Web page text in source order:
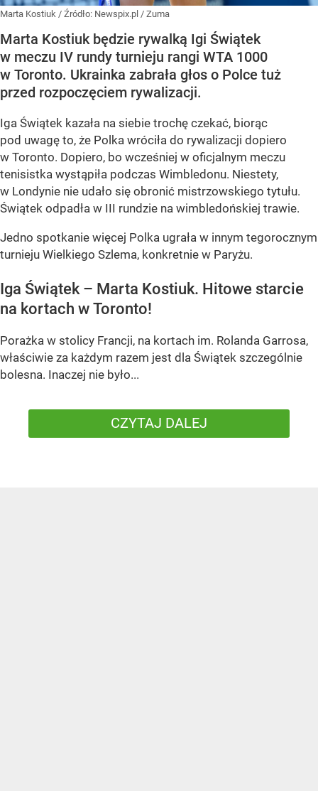
Marta Kostiuk / Źródło: Newspix.pl / Zuma
Marta Kostiuk będzie rywalką Igi Świątek
w meczu IV rundy turnieju rangi WTA 1000
w Toronto. Ukrainka zabrała głos o Polce tuż
przed rozpoczęciem rywalizacji.
Iga Świątek kazała na siebie trochę czekać, biorąc
pod uwagę to, że Polka wróciła do rywalizacji dopiero
w Toronto. Dopiero, bo wcześniej w oficjalnym meczu
tenisistka wystąpiła podczas Wimbledonu. Niestety,
w Londynie nie udało się obronić mistrzowskiego tytułu.
Świątek odpadła w III rundzie na wimbledońskiej trawie.
Jedno spotkanie więcej Polka ugrała w innym tegorocznym
turnieju Wielkiego Szlema, konkretnie w Paryżu.
Iga Świątek – Marta Kostiuk. Hitowe starcie
na kortach w Toronto!
Porażka w stolicy Francji, na kortach im. Rolanda Garrosa,
właściwie za każdym razem jest dla Świątek szczególnie
bolesna. Inaczej nie było...
CZYTAJ DALEJ